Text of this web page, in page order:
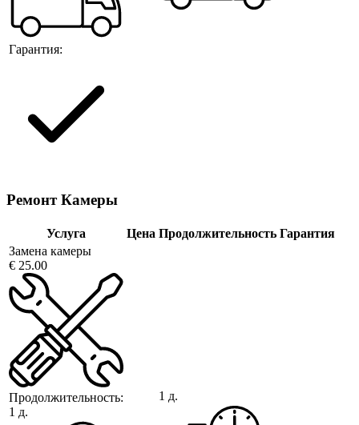
Гарантия:
Ремонт Камеры
Услуга Цена Продолжительность Гарантия
Замена камеры
€ 25.00
Продолжительность:
1 д.
1 д.